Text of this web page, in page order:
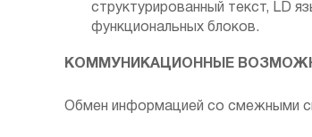
структурированный текст, LD
функциональных блоков.
КОММУНИКАЦИОННЫЕ
Обмен информацией со смежными